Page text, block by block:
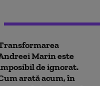
Marin este
de ignorat.
arată acum, în